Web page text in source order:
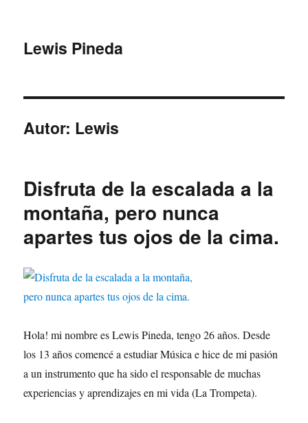
Lewis Pineda
Autor: Lewis
Disfruta de la escalada a la
montaña, pero nunca
apartes tus ojos de la cima.
Hola! mi nombre es Lewis Pineda, tengo 26 años. Desde
los 13 años comencé a estudiar Música e hice de mi pasión
a un instrumento que ha sido el responsable de muchas
experiencias y aprendizajes en mi vida (La Trompeta).